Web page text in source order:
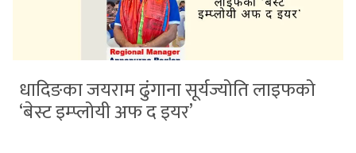
धादिङका जयराम ढुंगाना सूर्यज्योति लाइफको
‘बेस्ट इम्प्लोयी अफ द इयर’